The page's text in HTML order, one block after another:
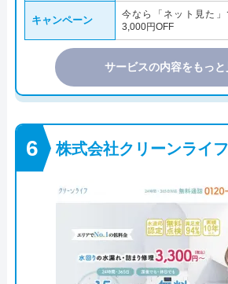
キャンペーン
今なら「ネット見た」
3,000円OFF
サービスの内容をもっと
株式会社クリーンライフ